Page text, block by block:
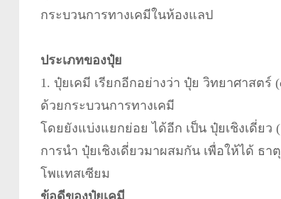
กระบวนการทางเคมีในห้องแลป
ประเภทของปุ๋ย
1. ปุ๋ยเคมี เรียกอีกอย่างว่า ปุ๋ย วิทยาศาสตร์
ด้วยกระบวนการทางเคมี
โดยยังแบ่งแยกย่อย ได้อีก เป็น ปุ๋ยเชิงเดี่ย
การนำ ปุ๋ยเชิงเดี่ยวมาผสมกัน เพื่อให้ได้ ธ
โพแทสเซียม
ข้อดีของปุ๋ยเคมี